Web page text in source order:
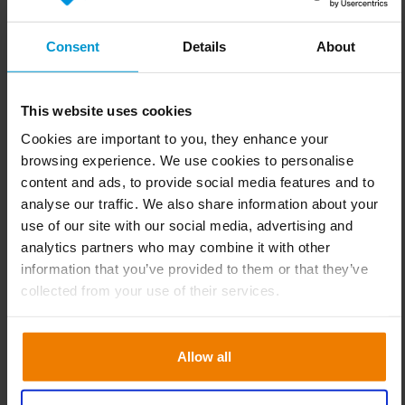
Consent Details About
This website uses cookies
Cookies are important to you, they enhance your
browsing experience. We use cookies to personalise
content and ads, to provide social media features and to
analyse our traffic. We also share information about your
use of our site with our social media, advertising and
analytics partners who may combine it with other
information that you’ve provided to them or that they’ve
collected from your use of their services.
Allow all
Webinar Slim4 Commander
efficacement
Commander efficacement, c'est bien plus que passer
une commande à temps. Lors de ce webinar,
découvrez ce que votre fréquence de commande
révèle sur votre processus, et comment l'améliorer
pour garder une vue d'ensemble, éviter les erreurs et
les commandes superflues, et exploiter pleinement
votre calendrier de commande. Vous repartirez
également avec des conseils pratiques pour
commander de façon plus intelligente et structurée,